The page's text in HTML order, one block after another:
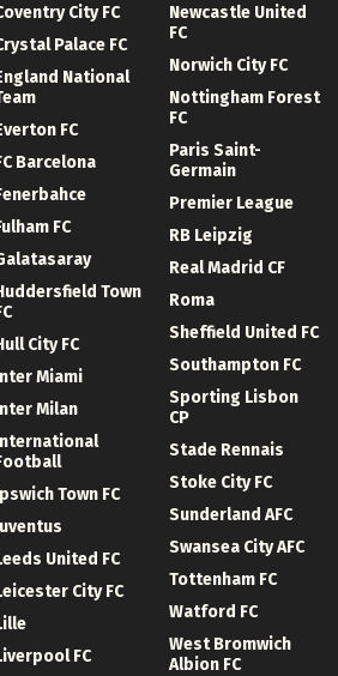
City FC
Palace FC
National
FC
Barcelona
FC
Town
City FC
Miami
Milan
Town FC
United FC
City FC
FC
Newcastle United
FC
Norwich City FC
Nottingham Forest
FC
Paris Saint-
Germain
Premier League
RB Leipzig
Real Madrid CF
Roma
Sheffield United FC
Southampton FC
Sporting Lisbon
CP
Stade Rennais
Stoke City FC
Sunderland AFC
Swansea City AFC
Tottenham FC
Watford FC
West Bromwich
Albion FC